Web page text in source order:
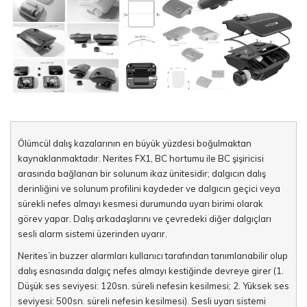
Ölümcül dalış kazalarının en büyük yüzdesi boğulmaktan
kaynaklanmaktadır. Nerites FX1, BC hortumu ile BC şişiricisi
arasında bağlanan bir solunum ikaz ünitesidir; dalgıcın dalış
derinliğini ve solunum profilini kaydeder ve dalgıcın geçici veya
sürekli nefes almayı kesmesi durumunda uyarı birimi olarak
görev yapar. Dalış arkadaşlarını ve çevredeki diğer dalgıçları
sesli alarm sistemi üzerinden uyarır.
Nerites’in buzzer alarmları kullanıcı tarafından tanımlanabilir olup
dalış esnasında dalgıç nefes almayı kestiğinde devreye girer (1.
Düşük ses seviyesi: 120sn. süreli nefesin kesilmesi; 2. Yüksek ses
seviyesi: 500sn. süreli nefesin kesilmesi). Sesli uyarı sistemi